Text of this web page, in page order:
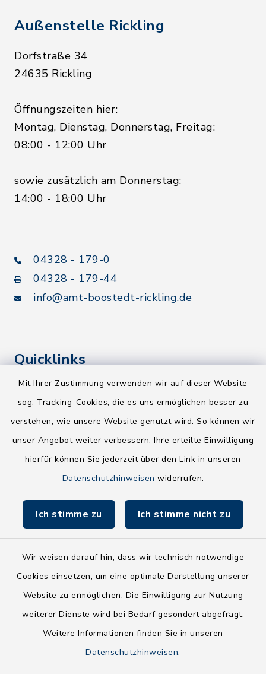
Mit Ihrer Zustimmung verwenden wir auf dieser Website
sog. Tracking-Cookies, die es uns ermöglichen besser zu
verstehen, wie unsere Website genutzt wird. So können wir
unser Angebot weiter verbessern. Ihre erteilte Einwilligung
hierfür können Sie jederzeit über den Link in unseren
Datenschutzhinweisen widerrufen.
Ich stimme zu Ich stimme nicht zu
Wir weisen darauf hin, dass wir technisch notwendige
Cookies einsetzen, um eine optimale Darstellung unserer
Website zu ermöglichen. Die Einwilligung zur Nutzung
weiterer Dienste wird bei Bedarf gesondert abgefragt.
Weitere Informationen finden Sie in unseren
Datenschutzhinweisen.
Außenstelle Rickling
Dorfstraße 34
24635 Rickling
Öffnungszeiten hier:
Montag, Dienstag, Donnerstag, Freitag:
08:00 - 12:00 Uhr
sowie zusätzlich am Donnerstag:
14:00 - 18:00 Uhr
04328 - 179-0
04328 - 179-44
info@amt-boostedt-rickling.de
Quicklinks
Kreis Segeberg
NEU! Amtsbroschüre 2026
Holsteiner Auenland
Fundbüro
Barrierefreiheit